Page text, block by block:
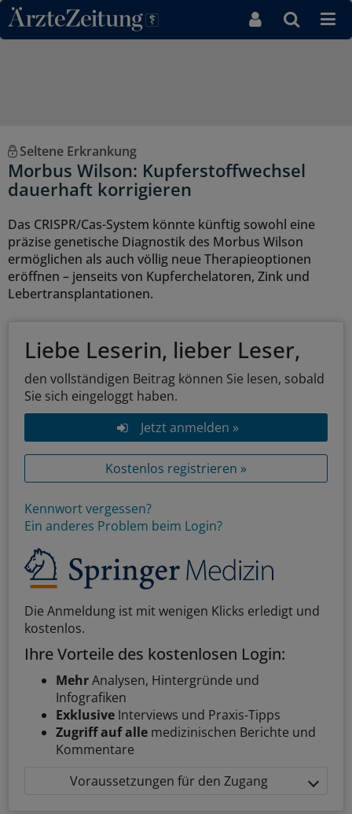
Direkt zum Inhaltsbereich
Seltene Erkrankung
Morbus Wilson: Kupferstoffwechsel
dauerhaft korrigieren
Das CRISPR/Cas-System könnte künftig sowohl eine
präzise genetische Diagnostik des Morbus Wilson
ermöglichen als auch völlig neue Therapieoptionen
eröffnen – jenseits von Kupferchelatoren, Zink und
Lebertransplantationen.
Liebe Leserin, lieber Leser,
den vollständigen Beitrag können Sie lesen, sobald
Sie sich eingeloggt haben.
Jetzt anmelden »
Kostenlos registrieren »
Kennwort vergessen?
Ein anderes Problem beim Login?
Die Anmeldung ist mit wenigen Klicks erledigt und
kostenlos.
Ihre Vorteile des kostenlosen Login:
MehrAnalysen, Hintergründe und
Infografiken
Exklusive Interviews und Praxis-Tipps
Zugriff auf alle medizinischen Berichte und
Kommentare
Voraussetzungen für den Zugang